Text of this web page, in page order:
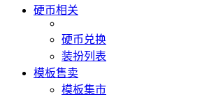
硬币相关
硬币兑换
装扮列表
模板售卖
模板集市